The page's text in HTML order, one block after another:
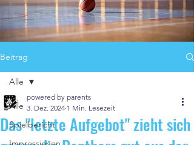
Beitrag
Alle
Spielbericht
Alle
Das "letzte Aufgebot" zieht sich
powered by parents
3. Dez. 2024 1 Min. Lesezeit